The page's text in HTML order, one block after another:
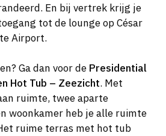
En bij vertrek krijg je
tot de lounge op César
Airport.
Ga dan voor de Presidential
Hot Tub – Zeezicht. Met
ruimte, twee aparte
woonkamer heb je alle ruimte
ruime terras met hot tub